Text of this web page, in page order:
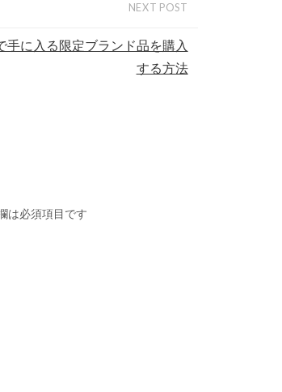
NEXT POST
手に入る限定ブランド品を購入
する方法
は必須項目です